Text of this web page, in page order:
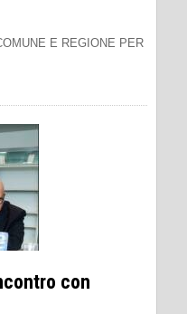
E REGIONE PER
con